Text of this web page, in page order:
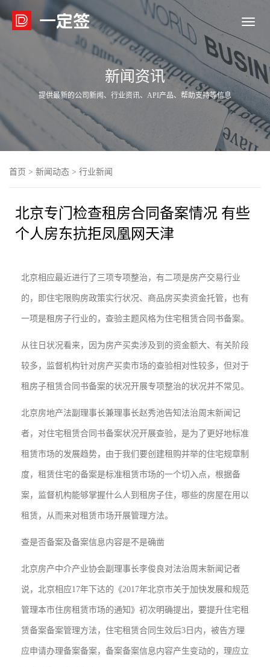

新闻资讯
提供最新的公司新闻、行业资讯、API产品、帮助支持等信息
首页 > 新闻动态 > 行业新闻
北京专门检查租房合同备案情况 有些
个人房东抗拒凤凰网天津
北京相应最近进行了三项专项整治，有二项是房产交易行业
的，即住宅限购房政策实行状况、商品房买卖资金托管，也有
一项是租房子行业的，查验主题风格为住宅租赁合同书备案。
从往日状况看来，因为房产买卖涉及到的资金额大、有关阶段
较多，监督机构针对房产买卖市场的查验相对性较多，但对于
租房子租赁合同书备案的状况开展专项整治的状况并不常见。
北京房地产法副理事长兼理事长赵秀池告知法治周末新闻记
者，对住宅租赁合同书备案状况开展查验，是为了更好地标准
租赁市场的发展趋势，由于我们要创建租购并举的住宅规章制
度，租赁住宅的备案是标准租赁市场的一个切入点，根据备
案，监督机构能够掌握什么人到租房子住，哪些的房屋在用以
租赁，从而来对租赁市场开展管理方法。
查是否备案及备案信息内容是不是确凿
北京房产中介产业协会副理事长李俊良对法治周末新闻记者
说，北京相应17年下达的《2017年北京市关于加快发展和规范
管理本市住房租赁市场的通知》初次明确提出，要提升住宅租
赁备案备案管理方法，住宅租赁合同生效后3日内，被告方理
应申请办理备案备案，备案备案信息内容产生变动的，理应立